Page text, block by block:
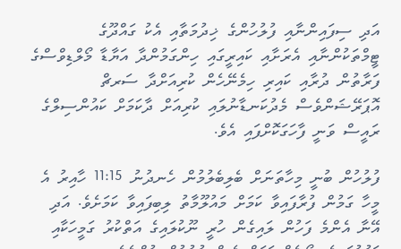
އަދި ސިފައިންނާއި ފުލުހުންގެ ޚިދުމަތާއި އެކު ގައްދޫގެ
ޓީމްތަކުންނާއި އެރަށާއި ކައިރީގައި ހިންގަމުންދާ އަޔާޑާ މޯލްޑިވްސްގެ
ފަރާތުން ދުރާއި ކައިރި ހިމެނޭހެން ކުރިއަށްދާ ސަރޗް
އޮޕަރޭޝަންވެސް މެދުކަނޑާނުލައި ކުރިއަށް ދާކަމަށް ކައުންސިލްގެ
ރައީސް ވަނީ ފާހަގަކޮށްފައި އެވެ.
ފުލުހުން ބުނީ މިހާތަނަށް ބެލިބެލުމުން ހެނދުނު 11:15 ހާއިރު އެ
މީހާ ގަމުން ފުރާފައިވާ ކަމަށް މައުލޫމާތު ލިބިފައިވާ ކަމަށެވެ. އަދި
އޭނާ އެންމެ ފަހުން ލައިގެން ހުރީ ނޫކުލައިގެ އަތްކުރު ގަމީހަކާއި